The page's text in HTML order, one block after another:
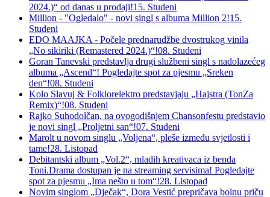
2024.)“ od danas u prodaji!15. Studeni
Million - "Ogledalo" - novi singl s albuma Million 2!15.
Studeni
EDO MAAJKA - Počele prednarudžbe dvostrukog vinila
„No sikiriki (Remastered 2024.)“!08. Studeni
Goran Tanevski predstavlja drugi službeni singl s nadolazećeg
albuma „Ascend“! Pogledajte spot za pjesmu „Sreken
den“!08. Studeni
Kolo Slavuj & Folklorelektro predstavjaju „Hajstra (TonZa
Remix)“!08. Studeni
Rajko Suhodolčan, na ovogodišnjem Chansonfestu predstavio
je novi singl „Proljetni san“!07. Studeni
Marolt u novom singlu „Voljena“, pleše između svjetlosti i
tame!28. Listopad
Debitantski album „Vol.2“, mladih kreativaca iz benda
Toni.Drama dostupan je na streaming servisima! Pogledajte
spot za pjesmu „Ima nešto u tom“!28. Listopad
Novim singlom „Dječak“, Dora Vestić prepričava bolnu priču